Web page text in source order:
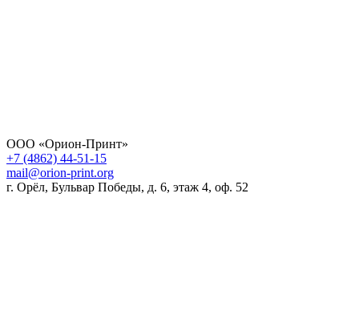
ООО «Орион-Принт»
+7 (4862) 44-51-15
mail@orion-print.org
г. Орёл, Бульвар Победы, д. 6, этаж 4, оф. 52